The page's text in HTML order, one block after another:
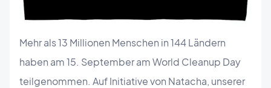
Mehr als 13 Millionen Menschen in 144 Ländern
haben am 15. September am World Cleanup Day
teilgenommen. Auf Initiative von Natacha, unserer